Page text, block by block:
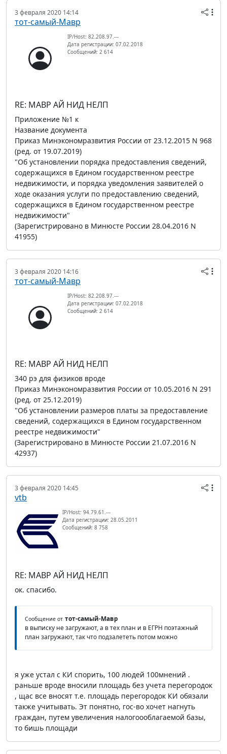
3 февраля 2020 14:14
тот-самый-Мавр
IP/Host: 82.208.97.---
Дата регистрации: 07.02.2018
Сообщений: 2 614
RE: МАВР АЙ НИД НЕЛП
Приложение №1 к
Название документа
Приказ Минэкономразвития России от 23.12.2015 N 968
(ред. от 19.07.2019)
"Об установлении порядка предоставления сведений,
содержащихся в Едином государственном реестре
недвижимости, и порядка уведомления заявителей о
ходе оказания услуги по предоставлению сведений,
содержащихся в Едином государственном реестре
недвижимости"
(Зарегистрировано в Минюсте России 28.04.2016 N
41955)
3 февраля 2020 14:16
тот-самый-Мавр
IP/Host: 82.208.97.---
Дата регистрации: 07.02.2018
Сообщений: 2 614
RE: МАВР АЙ НИД НЕЛП
340 рэ для физиков вроде
Приказ Минэкономразвития России от 10.05.2016 N 291
(ред. от 25.12.2019)
"Об установлении размеров платы за предоставление
сведений, содержащихся в Едином государственном
реестре недвижимости"
(Зарегистрировано в Минюсте России 21.07.2016 N
42937)
3 февраля 2020 14:45
vtb
IP/Host: 94.79.61.---
Дата регистрации: 28.05.2011
Сообщений: 8 758
RE: МАВР АЙ НИД НЕЛП
ок. спасибо.
Сообщение от тот-самый-Мавр
в выписку не загружают, а в тех план и в ЕГРН поэтажный
план загружают, так что подзалететь потом можно
я уже устал с КИ спорить, 100 людей 100мнений .
раньше вроде вносили площадь без учета перегородок
, щас все вносят т.е. площадь перегородок КИ обязали
также учитывать. Эт понятно, гос-во хочет нагнуть
граждан, путем увеличения налогоооблагаемой базы,
то бишь площади